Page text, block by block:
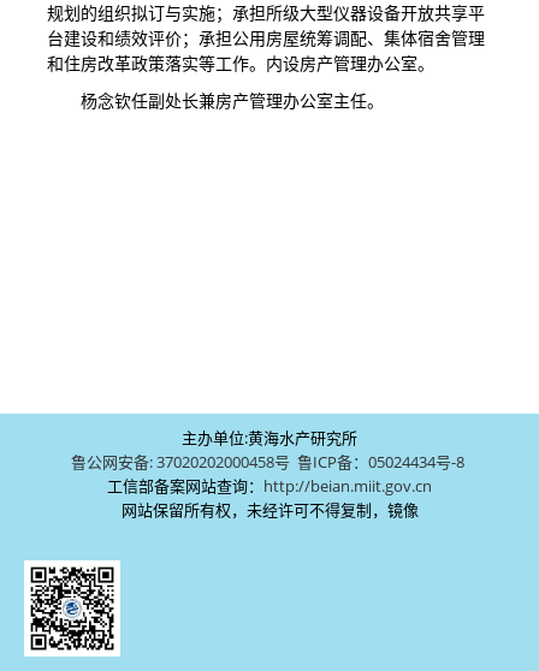
规划的组织拟订与实施；承担所级大型仪器设备开放共享平
台建设和绩效评价；承担公用房屋统筹调配、集体宿舍管理
和住房改革政策落实等工作。内设房产管理办公室。
杨念钦任副处长兼房产管理办公室主任。
主办单位:黄海水产研究所
鲁公网安备: 37020202000458号 鲁ICP备：05024434号-8
工信部备案网站查询： http://beian.miit.gov.cn
网站保留所有权，未经许可不得复制，镜像